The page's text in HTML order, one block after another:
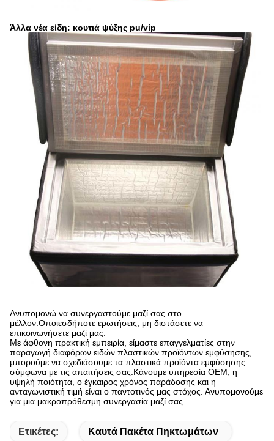
Άλλα νέα είδη: κουτιά ψύξης pu/vip
Ανυπομονώ να συνεργαστούμε μαζί σας στο
μέλλον.Οποιεσδήποτε ερωτήσεις, μη διστάσετε να
επικοινωνήσετε μαζί μας.
Με άφθονη πρακτική εμπειρία, είμαστε επαγγελματίες στην
παραγωγή διαφόρων ειδών πλαστικών προϊόντων εμφύσησης,
μπορούμε να σχεδιάσουμε τα πλαστικά προϊόντα εμφύσησης
σύμφωνα με τις απαιτήσεις σας.Κάνουμε υπηρεσία OEM, η
υψηλή ποιότητα, ο έγκαιρος χρόνος παράδοσης και η
ανταγωνιστική τιμή είναι ο παντοτινός μας στόχος. Ανυπομονούμε
για μια μακροπρόθεσμη συνεργασία μαζί σας.
Ετικέτες: Καυτά Πακέτα Πηκτωμάτων